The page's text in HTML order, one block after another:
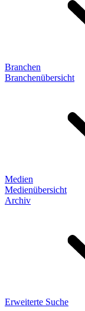
Branchen
Branchenübersicht
Medien
Medienübersicht
Archiv
Erweiterte Suche